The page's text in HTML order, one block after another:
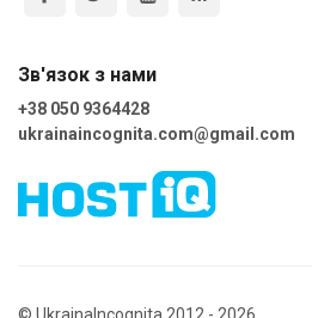
Зв'язок з нами
+38 050 9364428
ukrainaincognita.com@gmail.com